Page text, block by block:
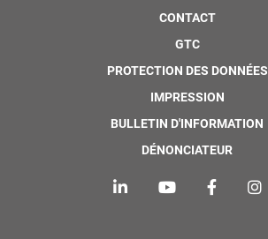
CONTACT
GTC
PROTECTION DES DONNÉES
IMPRESSION
BULLETIN D'INFORMATION
DÉNONCIATEUR